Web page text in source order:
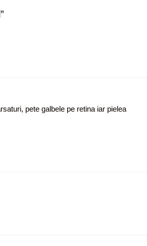
”
pete galbele pe retina iar pielea